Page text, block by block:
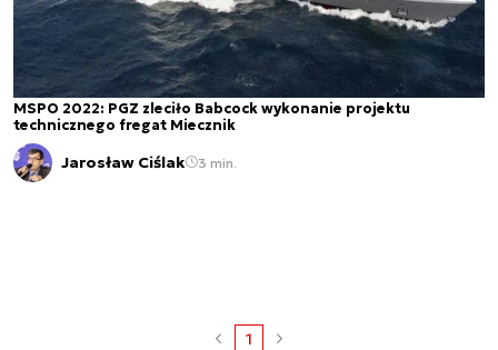
MSPO 2022: PGZ zleciło Babcock wykonanie projektu
technicznego fregat Miecznik
Jarosław Ciślak 3 min.
1